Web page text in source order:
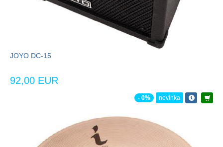
JOYO DC-15
92,00 EUR
- 0% novinka